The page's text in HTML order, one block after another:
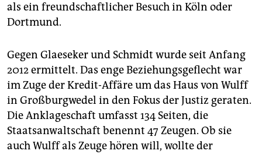
als ein freundschaftlicher Besuch in Köln oder
Dortmund.
Gegen Glaeseker und Schmidt wurde seit Anfang
2012 ermittelt. Das enge Beziehungsgeflecht war
im Zuge der Kredit-Affäre um das Haus von Wulff
in Großburgwedel in den Fokus der Justiz geraten.
Die Anklageschaft umfasst 134 Seiten, die
Staatsanwaltschaft benennt 47 Zeugen. Ob sie
auch Wulff als Zeuge hören will, wollte der